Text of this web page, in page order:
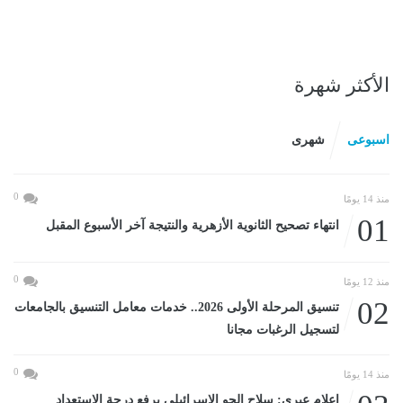
الأكثر شهرة
اسبوعى شهرى
منذ 14 يومًا 0
01 انتهاء تصحيح الثانوية الأزهرية والنتيجة آخر الأسبوع المقبل
منذ 12 يومًا 0
02
تنسيق المرحلة الأولى 2026.. خدمات معامل التنسيق بالجامعات
لتسجيل الرغبات مجانا
منذ 14 يومًا 0
إعلام عبرى: سلاح الجو الإسرائيلى يرفع درجة الاستعداد